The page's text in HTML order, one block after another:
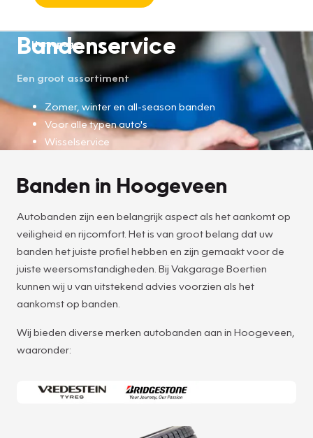
Homepage
Bandenservice
Een groot assortiment
Zomer, winter en all-season banden
Voor alle typen auto's
Wisselservice
Banden in Hoogeveen
Autobanden zijn een belangrijk aspect als het aankomt op
veiligheid en rijcomfort. Het is van groot belang dat uw
banden het juiste profiel hebben en zijn gemaakt voor de
juiste weersomstandigheden. Bij Vakgarage Boertien
kunnen wij u van uitstekend advies voorzien als het
aankomst op banden.
Wij bieden diverse merken autobanden aan in Hoogeveen,
waaronder: